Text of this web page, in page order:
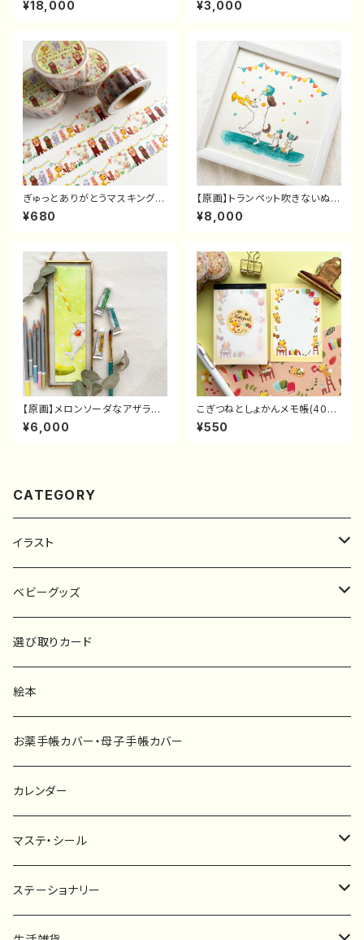
¥18,000 ¥3,000
ぎゅっとありがとうマスキングテ
ープ
¥680
【原画】トランペット吹きないぬの
親子
¥8,000
【原画】メロンソーダなアザラシ
さん
¥6,000
こぎつねとしょかんメモ帳(40
枚)
¥550
CATEGORY
イラスト
原画
ポスター
ファブリックボード
キーホルダー
ポストカード
ベビーグッズ
マタニティーマーク
選び取りカード
カーステッカー
タペストリー
選び取りカード
絵本
お薬手帳カバー・母子手帳カバー
カレンダー
マステ・シール
マスキングテープ
ステーショナリー